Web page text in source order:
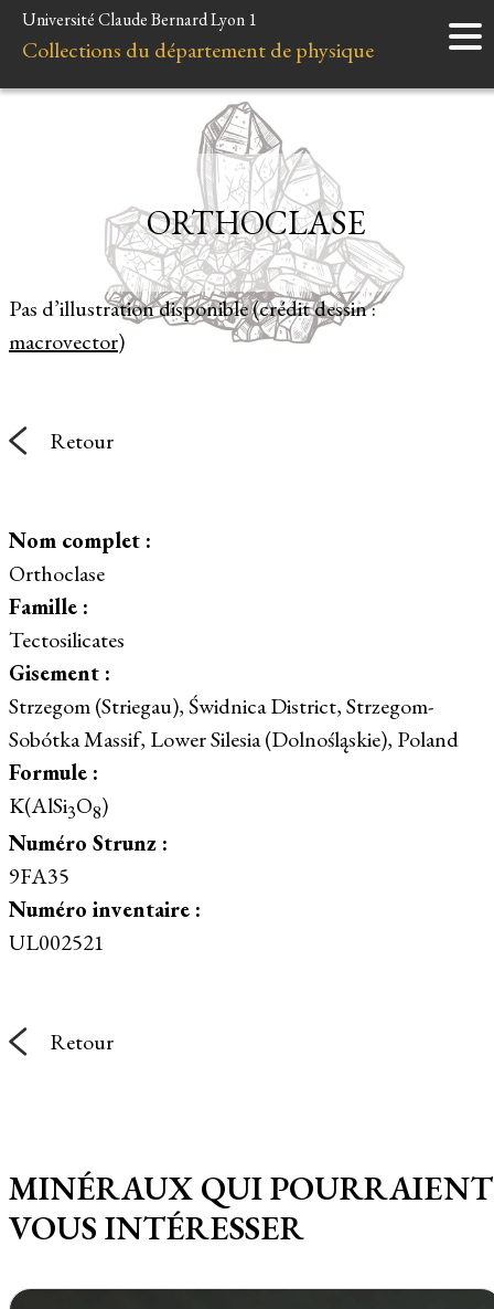
Accueil
Instruments
Liens et ressources
Université Claude Bernard Lyon 1
Collections du département de physique
Pas d’illustration disponible (crédit dessin :
macrovector)
ORTHOCLASE
Retour
Nom complet :
Orthoclase
Famille :
Tectosilicates
Gisement :
Strzegom (Striegau), Świdnica District, Strzegom-
Sobótka Massif, Lower Silesia (Dolnośląskie), Poland
Formule :
K(AlSi3O8)
Numéro Strunz :
9FA35
Numéro inventaire :
UL002521
Retour
MINÉRAUX QUI POURRAIENT
VOUS INTÉRESSER